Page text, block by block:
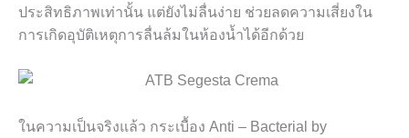
ประสิทธิภาพเท่านั้น แต่ยังไม่ลื่นง่าย ช่วยลดความเสี่ยงใน
การเกิดอุบัติเหตุการลื่นล้มในห้องน้ำได้อีกด้วย
ในความเป็นจริงแล้ว กระเบื้อง Anti – Bacterial
by